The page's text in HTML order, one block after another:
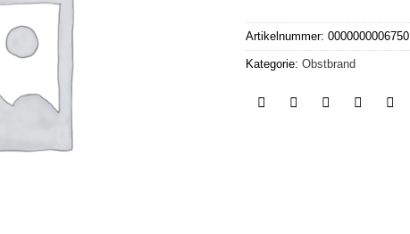
Artikelnummer: 0000000006750
Kategorie: Obstbrand